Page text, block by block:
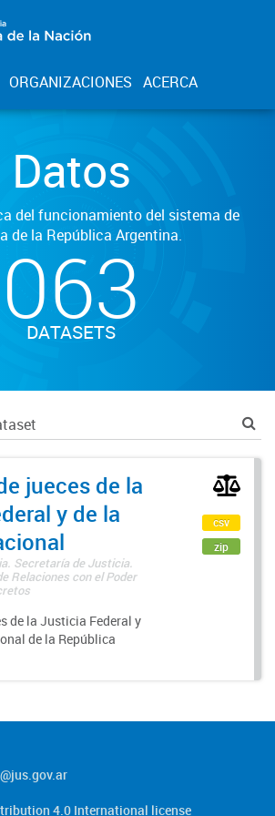
ORGANIZACIONES ACERCA
Datos
del funcionamiento del sistema de
de la República Argentina.
063
DATASETS
jueces de la
y de la
Secretaría de Justicia.
Relaciones con el Poder
de la Justicia Federal y
de la República
csv
zip
4.0 International license